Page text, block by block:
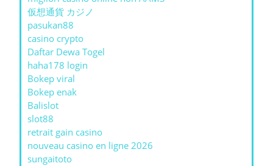
仮想通貨 カジノ
pasukan88
casino crypto
Daftar Dewa Togel
haha178 login
Bokep viral
Bokep enak
Balislot
slot88
retrait gain casino
nouveau casino en ligne 2026
sungaitoto